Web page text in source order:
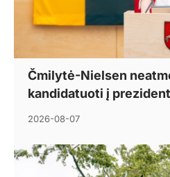
Čmilytė-Nielsen
kandidatuoti į
2026-08-07